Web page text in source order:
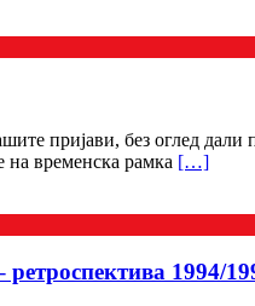
пријави, без оглед
временска рамка […]
1994/